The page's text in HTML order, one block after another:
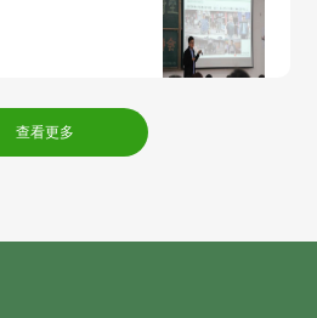
查看更多